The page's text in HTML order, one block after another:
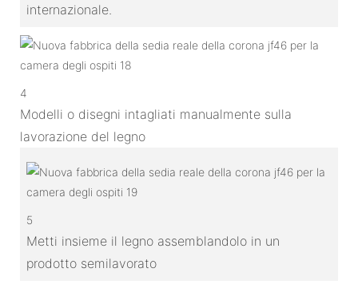
internazionale.
4
Modelli o disegni intagliati manualmente sulla
lavorazione del legno
5
Metti insieme il legno assemblandolo in un
prodotto semilavorato